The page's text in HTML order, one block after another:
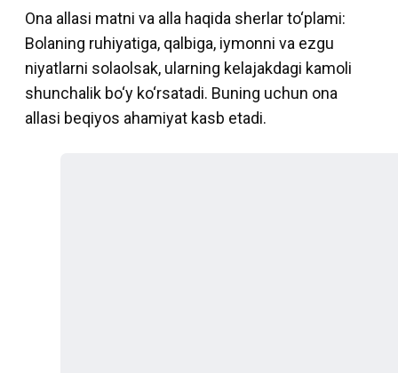
Ona allasi matni va alla haqida sherlar to‘plami:
Bolaning ruhiyatiga, qalbiga, iymonni va ezgu
niyatlarni solaolsak, ularning kelajakdagi kamoli
shunchalik bo‘y ko‘rsatadi. Buning uchun ona
allasi beqiyos ahamiyat kasb etadi.